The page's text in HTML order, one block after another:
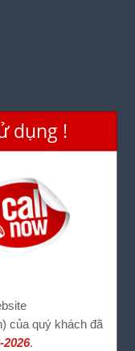
dụng !
của quý khách đã
2026.